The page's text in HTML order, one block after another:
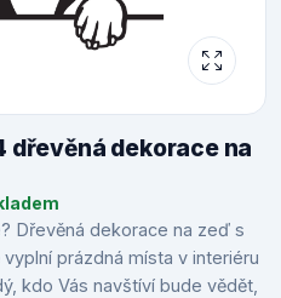
dřevěná dekorace na
Dřevěná dekorace na zeď s
prázdná místa v interiéru
kdo Vás navštíví bude vědět,